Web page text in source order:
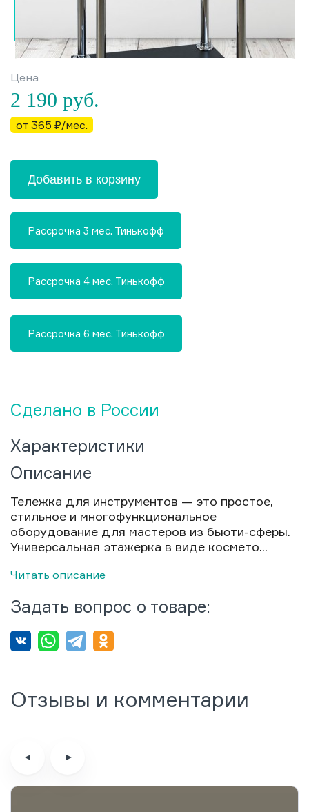
Сделано в России
Характеристики
Описание
Тележка для инструментов — это простое,
стильное и многофункциональное
оборудование для мастеров из бьюти-сферы.
Универсальная этажерка в виде космето...
Читать описание
Задать вопрос о товаре:
Отзывы и комментарии
Цена
2 190 руб.
от 365 ₽/мес.
Добавить в корзину
Рассрочка 3 мес. Тинькофф
Рассрочка 4 мес. Тинькофф
Рассрочка 6 мес. Тинькофф